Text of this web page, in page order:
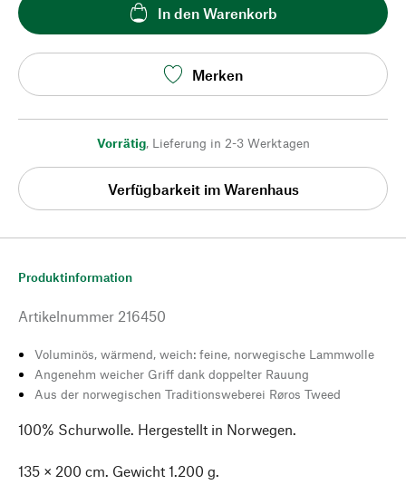
In den Warenkorb
Merken
Vorrätig, Lieferung in 2-3 Werktagen
Verfügbarkeit im Warenhaus
Produktinformation
Artikelnummer 216450
Voluminös, wärmend, weich: feine, norwegische Lammwolle
Angenehm weicher Griff dank doppelter Rauung
Aus der norwegischen Traditionsweberei Røros Tweed
100% Schurwolle. Hergestellt in Norwegen.
135 × 200 cm. Gewicht 1.200 g.